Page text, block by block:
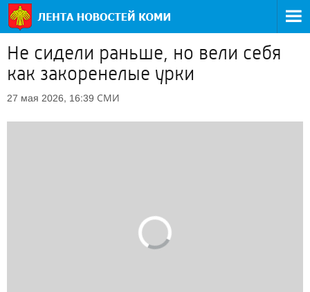
Не сидели раньше, но вели себя
как закоренелые урки
27 мая 2026, 16:39 СМИ